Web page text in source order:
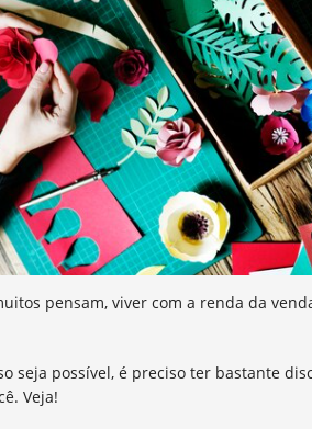
pensam, viver com a renda da
seja possível, é preciso ter bastante
Veja!